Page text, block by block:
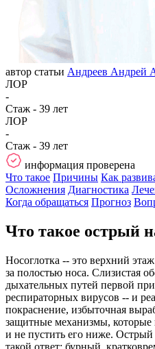
автор статьи Андреев Андрей
ЛОР
-
Стаж - 39 лет
ЛОР
-
Стаж - 39 лет
информация проверена
Что такое Причины Как
Осложнения Диагностика
Когда обращаться Прогноз
Что такое острый
Носоглотка -- это верхний
за полостью носа. Слизистая
дыхательных путей первой
респираторных вирусов -- и
покраснение, избыточная
защитные механизмы, которые
и не пустить его ниже.
такой ответ: бурный,